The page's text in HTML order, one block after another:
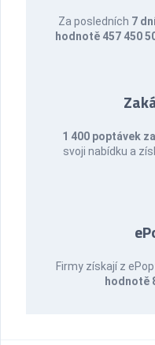
Za posledních 7
hodnotě 457 450
1 400 poptávek
svoji nabídku a
Firmy získají z
hodnotě